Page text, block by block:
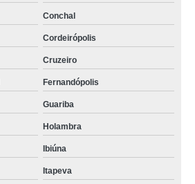
Conchal
Cordeirópolis
Cruzeiro
Fernandópolis
Guariba
Holambra
Ibiúna
Itapeva